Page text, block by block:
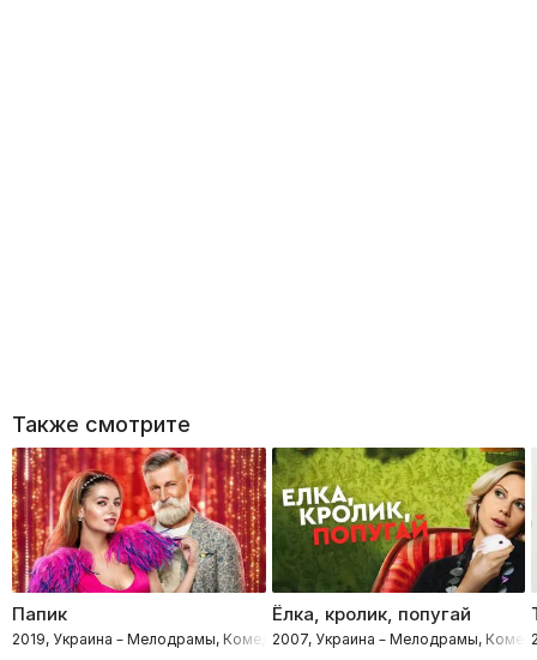
Также смотрите
Папик
2019, Украина – Мелодрамы, Комедии
Ёлка, кролик, попугай
2007, Украина – Мелодрамы,